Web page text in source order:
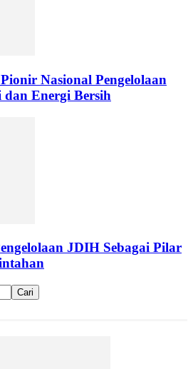
Nasional Pengelolaan
dan Energi Bersih
JDIH Sebagai Pilar